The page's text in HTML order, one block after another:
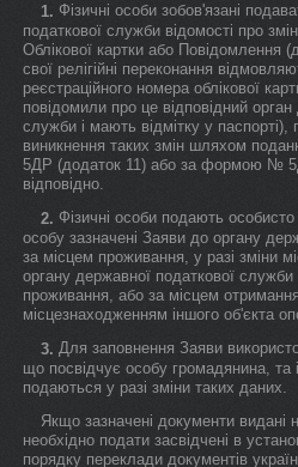
1. Фізичні особи зобов'язані
податкової служби відомості про
Облікової картки або Повідомлення
свої релігійні переконання
реєстраційного номера облікової
повідомили про це відповідний
служби і мають відмітку у паспорті),
виникнення таких змін шляхом
5ДР (додаток 11) або за формою №
відповідно.
2. Фізичні особи подають
особу зазначені Заяви до органу
за місцем проживання, у разі зміни
органу державної податкової
проживання, або за місцем
місцезнаходженням іншого об'єкта
3. Для заповнення Заяви
що посвідчує особу громадянина, та
подаються у разі зміни таких даних.
Якщо зазначені документи видані
необхідно подати засвідчені в
порядку переклади документів